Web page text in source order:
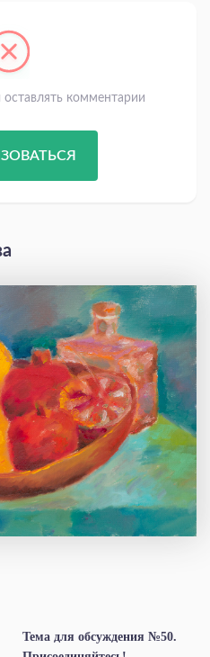
оставлять комментарии
Тема для обсуждения №50.